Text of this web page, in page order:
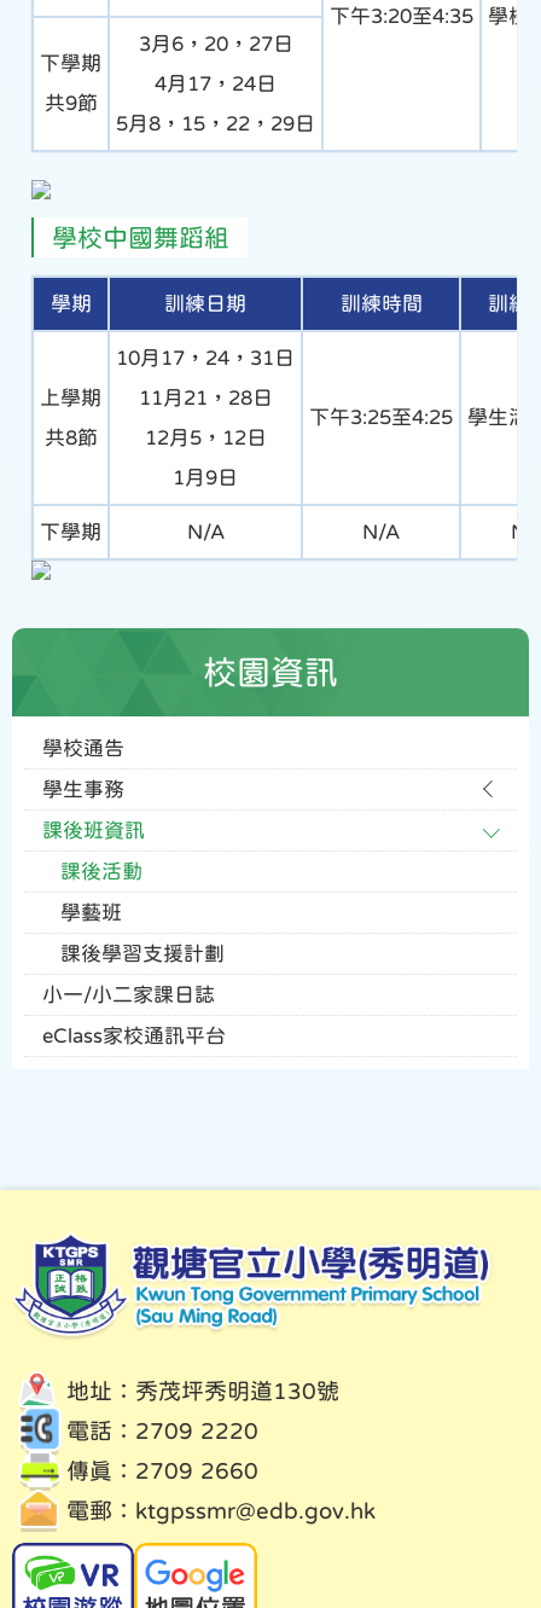
下午3:20至4:35
學校
下學期
共9節
3月6，20，27日
4月17，24日
5月8，15，22，29日
學校中國舞蹈組
學期 訓練日期 訓練時間 訓練
上學期
共8節
10月17，24，31日
11月21，28日
12月5，12日
1月9日
下午3:25至4:25 學生活
下學期 N/A N/A N/
校園資訊
學校通告
學生事務
課後班資訊
課後活動
學藝班
課後學習支援計劃
小一/小二家課日誌
eClass家校通訊平台
地址：秀茂坪秀明道130號
電話：2709 2220
傳真：2709 2660
電郵： ktgpssmr@edb.gov.hk